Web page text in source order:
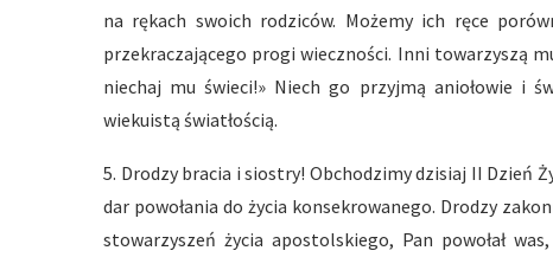
na rękach swoich rodziców. Możemy ich ręce
przekraczającego progi wieczności. Inni towarzyszą
niechaj mu świeci!» Niech go przyjmą aniołowie i
wiekuistą światłością.
5. Drodzy bracia i siostry! Obchodzimy dzisiaj II Dzień
dar powołania do życia konsekrowanego. Drodzy
stowarzyszeń życia apostolskiego, Pan powołał